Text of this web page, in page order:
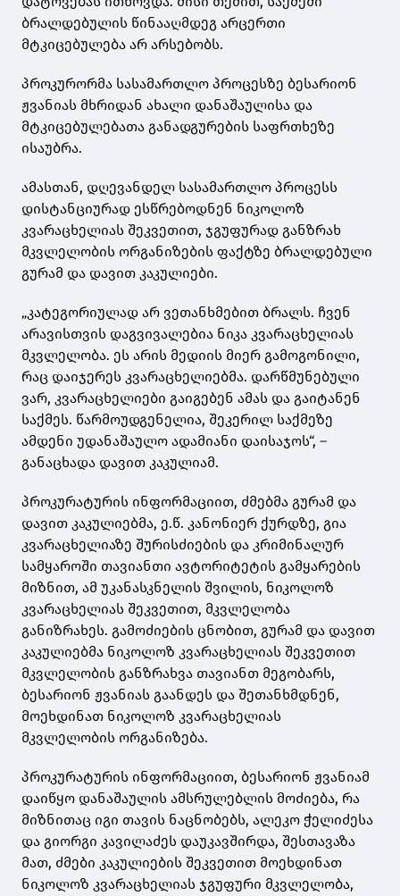
ბრალდებულის წინააღმდეგ არცერთი
მტკიცებულება არ არსებობს.
პროკურორმა სასამართლო პროცესზე ბესარიონ
ჟვანიას მხრიდან ახალი დანაშაულისა და
მტკიცებულებათა განადგურების საფრთხეზე
ისაუბრა.
ამასთან, დღევანდელ სასამართლო პროცესს
დისტანციურად ესწრებოდნენ ნიკოლოზ
კვარაცხელიას შეკვეთით, ჯგუფურად განზრახ
მკვლელობის ორგანიზების ფაქტზე ბრალდებული
გურამ და დავით კაკულიები.
„კატეგორიულად არ ვეთანხმებით ბრალს. ჩვენ
არავისთვის დაგვივალებია ნიკა კვარაცხელიას
მკვლელობა. ეს არის მედიის მიერ გამოგონილი,
რაც დაიჯერეს კვარაცხელიებმა. დარწმუნებული
ვარ, კვარაცხელიები გაიგებენ ამას და გაიტანენ
საქმეს. წარმოუდგენელია, შეკერილ საქმეზე
ამდენი უდანაშაულო ადამიანი დაისაჯოს“, –
განაცხადა დავით კაკულიამ.
პროკურატურის ინფორმაციით, ძმებმა გურამ და
დავით კაკულიებმა, ე.წ. კანონიერ ქურდზე, გია
კვარაცხელიაზე შურისძიების და კრიმინალურ
სამყაროში თავიანთი ავტორიტეტის გამყარების
მიზნით, ამ უკანასკნელის შვილის, ნიკოლოზ
კვარაცხელიას შეკვეთით, მკვლელობა
განიზრახეს. გამოძიების ცნობით, გურამ და დავით
კაკულიებმა ნიკოლოზ კვარაცხელიას შეკვეთით
მკვლელობის განზრახვა თავიანთ მეგობარს,
ბესარიონ ჟვანიას გაანდეს და შეთანხმდნენ,
მოეხდინათ ნიკოლოზ კვარაცხელიას
მკვლელობის ორგანიზება.
პროკურატურის ინფორმაციით, ბესარიონ ჟვანიამ
დაიწყო დანაშაულის ამსრულებლის მოძიება, რა
მიზნითაც იგი თავის ნაცნობებს, ალეკო ჭელიძესა
და გიორგი კავილაძეს დაუკავშირდა, შესთავაზა
მათ, ძმები კაკულიების შეკვეთით მოეხდინათ
ნიკოლოზ კვარაცხელიას ჯგუფური მკვლელობა,